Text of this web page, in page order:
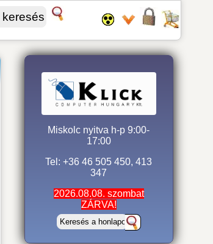
Miskolc nyitva h-p 9:00-
17:00
Tel: +36 46 505 450, 413
347
2026.08.08. szombat
ZÁRVA!